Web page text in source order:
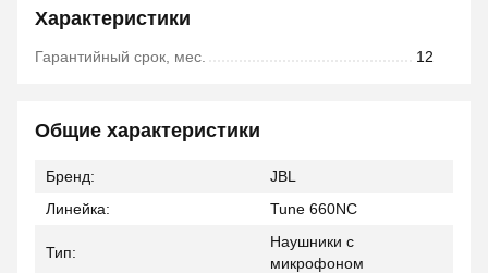
Характеристики
Гарантийный срок, мес. 12
Общие характеристики
Бренд:
JBL
Линейка:
Tune 660NC
Тип:
Наушники с
микрофоном